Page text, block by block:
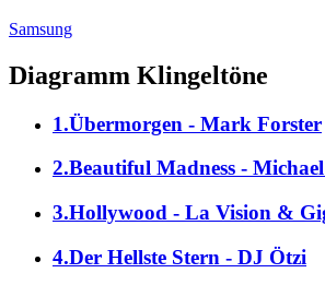
Samsung
Diagramm Klingeltöne
1.Übermorgen - Mark Forster
2.Beautiful Madness -
3.Hollywood - La Vision &
4.Der Hellste Stern - DJ Ötzi